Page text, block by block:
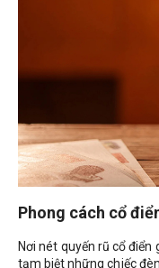
Phong cách cổ
Nơi nét quyến rũ cổ
tạm biệt những chiếc